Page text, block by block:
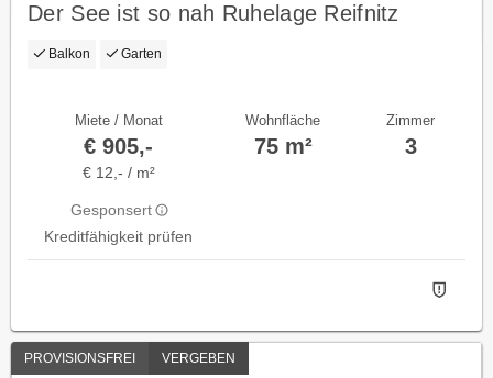
Der See ist so nah Ruhelage Reifnitz
Balkon Garten
Miete / Monat
€ 905,-
€ 12,- / m²
Gesponsert
Kreditfähigkeit prüfen
Wohnfläche
75 m²
Zimmer
3
PROVISIONSFREI VERGEBEN